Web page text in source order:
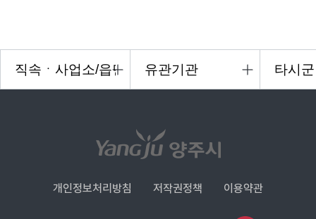
개인정보처리방침 저작권정책 이용약관